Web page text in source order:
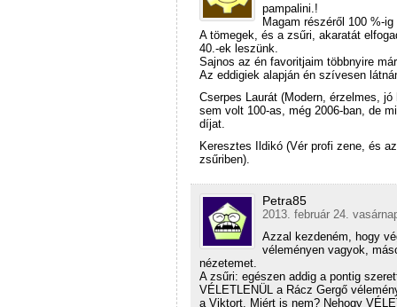
pampalini.!
Magam részéről 100 %-
A tömegek, és a zsűri, akaratát
40.-ek leszünk.
Sajnos az én favoritjaim többnyire
Az eddigiek alapján én szívesen
Cserpes Laurát (Modern, érzelmes,
sem volt 100-as, még 2006-ban, de
díjat.
Keresztes Ildikó (Vér profi zene, és
zsűriben).
Petra85
2013. február 24.
Azzal kezdeném, hogy
véleményen vagyok,
nézetemet.
A zsűri: egészen addig a pontig
VÉLETLENÜL a Rácz Gergő
a Viktort. Miért is nem? Nehogy